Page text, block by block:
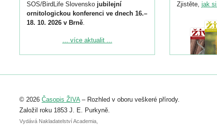
SOS/BirdLife Slovensko jubilejní
ornitologickou konferenci ve dnech 16.–
18. 10. 2026 v Brně.
Podrobnější informace ke konferenci
Registrovat se můžete do 6. září.
abstraktu přihlášené přednášky nebo
posteru je už 30. června.
... více aktualit ...
Zjistěte, jak
© 2026 Časopis ŽIVA– Rozhled v oboru veškeré přírody.
Založil roku 1853 J. E. Purkyně.
Vydává Nakladatelství Academia,